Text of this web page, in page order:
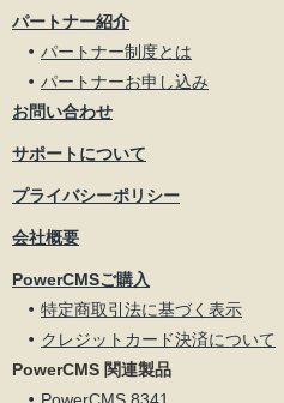
パートナー紹介
パートナー制度とは
パートナーお申し込み
お問い合わせ
サポートについて
プライバシーポリシー
会社概要
PowerCMSご購入
特定商取引法に基づく表示
クレジットカード決済について
PowerCMS 関連製品